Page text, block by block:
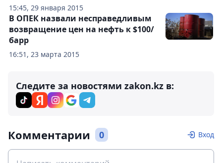
15:45, 29 января 2015
16:51, 23 марта 2015
В ОПЕК назвали несправедливым
возвращение цен на нефть к $100/
барр
Следите за новостями zakon.kz в:
Комментарии 0 Вход